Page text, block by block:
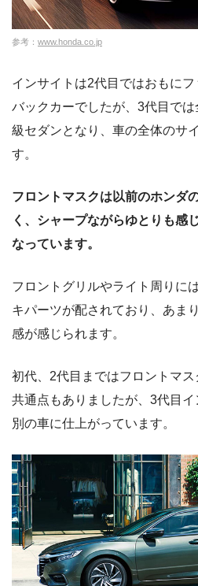
参考： www.honda.co.jp
インサイトは2代目ではおもに
バックカーでしたが、3代目で
級セダンとなり、車の全体のサ
す。
フロントマスクは以前のホンダ
く、シャープながらゆとりも感
なっています。
フロントグリルやライト周りに
キパーツが配されており、あま
感が感じられます。
初代、2代目まではフロントマ
共通点もありましたが、3代目イ
別の車に仕上がっています。